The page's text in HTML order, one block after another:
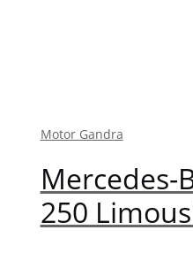
Motor Gandra
Mercedes-
250